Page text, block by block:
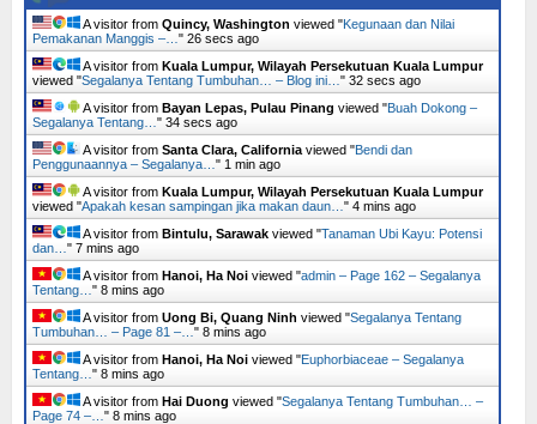
A visitor from Quincy, Washington viewed "Kegunaan dan Nilai
Pemakanan Manggis –… " 27 secs ago
A visitor from Kuala Lumpur, Wilayah Persekutuan Kuala Lumpur
viewed "Segalanya Tentang Tumbuhan… – Blog ini… " 33 secs ago
A visitor from Bayan Lepas, Pulau Pinang viewed "Buah Dokong –
Segalanya Tentang… " 35 secs ago
A visitor from Santa Clara, California viewed "Bendi dan
Penggunaannya – Segalanya… " 1 min ago
A visitor from Kuala Lumpur, Wilayah Persekutuan Kuala Lumpur
viewed "Apakah kesan sampingan jika makan daun… " 4 mins ago
A visitor from Bintulu, Sarawak viewed "Tanaman Ubi Kayu: Potensi
dan… " 7 mins ago
A visitor from Hanoi, Ha Noi viewed "admin – Page 162 – Segalanya
Tentang… " 8 mins ago
A visitor from Uong Bi, Quang Ninh viewed "Segalanya Tentang
Tumbuhan… – Page 81 –… " 8 mins ago
A visitor from Hanoi, Ha Noi viewed "Euphorbiaceae – Segalanya
Tentang… " 8 mins ago
A visitor from Hai Duong viewed "Segalanya Tentang Tumbuhan… –
Page 74 –… " 8 mins ago